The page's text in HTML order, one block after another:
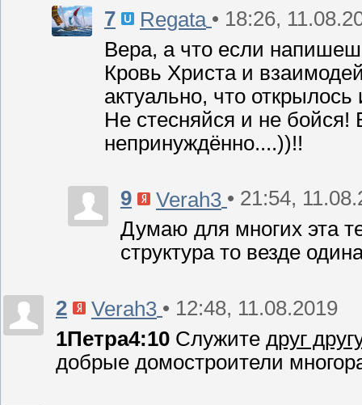
7 Regata • 18:26,
Вера, а что если
Кровь Христа и
актуально, что
Не стесняйся и не
непринуждённо....))!!
9 Verah3 • 21:54,
Думаю для многих эта
структура то везде
2 Verah3 • 12:48, 11.08.2019
1Петра4:10 Служите друг другу
добрые домостроители